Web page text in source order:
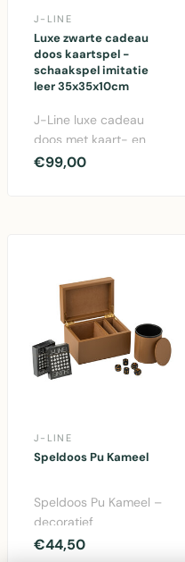
J-LINE
Luxe zwarte cadeau
doos kaartspel -
schaakspel imitatie
leer 35x35x10cm
J-Line luxe cadeau
doos met kaart- en
schaakspel in zwart
€99,00
J-LINE
Speldoos Pu Kameel
Speldoos Pu Kameel –
decoratief
opbergkistje in warm
€44,50